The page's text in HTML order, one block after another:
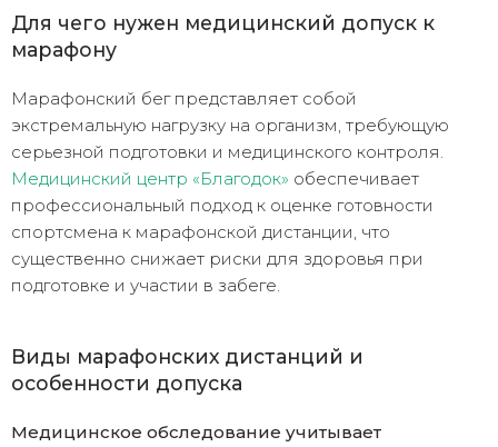
Для чего нужен медицинский допуск к
марафону
Марафонский бег представляет собой
экстремальную нагрузку на организм, требующую
серьезной подготовки и медицинского контроля.
Медицинский центр «Благодок» обеспечивает
профессиональный подход к оценке готовности
спортсмена к марафонской дистанции, что
существенно снижает риски для здоровья при
подготовке и участии в забеге.
Виды марафонских дистанций и
особенности допуска
Медицинское обследование учитывает